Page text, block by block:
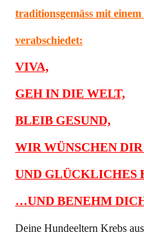
traditionsgemäss mit
verabschiedet:
VIVA,
GEH IN DIE WELT,
BLEIB GESUND,
WIR WÜNSCHEN
UND GLÜCKLICHES
…UND BENEHM
Deine Hundeeltern Krebs